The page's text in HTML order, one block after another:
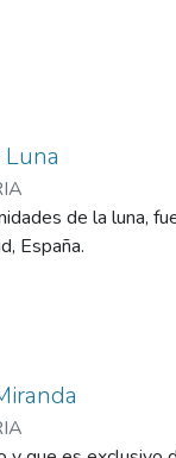
de la luna,
España.